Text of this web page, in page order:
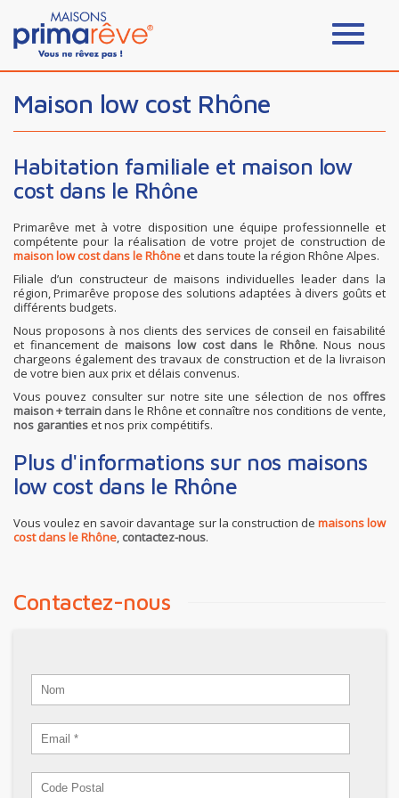
Maison low cost Rhône
Habitation familiale et maison low
cost dans le Rhône
Primarêve met à votre disposition une équipe professionnelle et
compétente pour la réalisation de votre projet de construction de
maison low cost dans le Rhôneet dans toute la région Rhône Alpes.
Filiale d’un constructeur de maisons individuelles leader dans la
région, Primarêve propose des solutions adaptées à divers goûts et
différents budgets.
Nous proposons à nos clients des services de conseil en faisabilité
et financement de maisons low cost dans le Rhône. Nous nous
chargeons également des travaux de construction et de la livraison
de votre bien aux prix et délais convenus.
Vous pouvez consulter sur notre site une sélection de nos offres
maison + terrain dans le Rhône et connaître nos conditions de vente,
nos garantieset nos prix compétitifs.
Plus d'informations sur nos maisons
low cost dans le Rhône
Vous voulez en savoir davantage sur la construction de maisons low
cost dans le Rhône, contactez-nous.
Contactez-nous